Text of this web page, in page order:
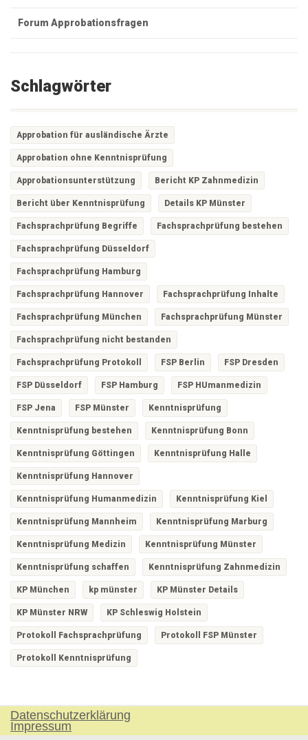
Forum Approbationsfragen
Schlagwörter
Approbation für ausländische Ärzte
Approbation ohne Kenntnisprüfung
Approbationsunterstützung Bericht KP Zahnmedizin
Bericht über Kenntnisprüfung Details KP Münster
Fachsprachprüfung Begriffe Fachsprachprüfung bestehen
Fachsprachprüfung Düsseldorf
Fachsprachprüfung Hamburg
Fachsprachprüfung Hannover Fachsprachprüfung Inhalte
Fachsprachprüfung München Fachsprachprüfung Münster
Fachsprachprüfung nicht bestanden
Fachsprachprüfung Protokoll FSP Berlin FSP Dresden
FSP Düsseldorf FSP Hamburg FSP HUmanmedizin
FSP Jena FSP Münster Kenntnisprüfung
Kenntnisprüfung bestehen Kenntnisprüfung Bonn
Kenntnisprüfung Göttingen Kenntnisprüfung Halle
Kenntnisprüfung Hannover
Kenntnisprüfung Humanmedizin Kenntnisprüfung Kiel
Kenntnisprüfung Mannheim Kenntnisprüfung Marburg
Kenntnisprüfung Medizin Kenntnisprüfung Münster
Kenntnisprüfung schaffen Kenntnisprüfung Zahnmedizin
KP München kp münster KP Münster Details
KP Münster NRW KP Schleswig Holstein
Protokoll Fachsprachprüfung Protokoll FSP Münster
Protokoll Kenntnisprüfung
Datenschutzerklärung
Impressum